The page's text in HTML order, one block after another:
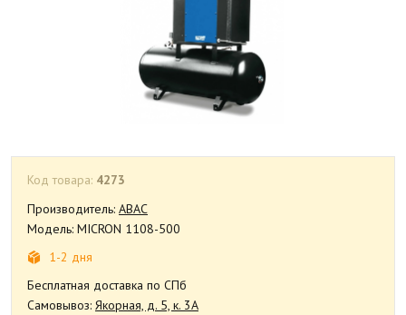
Код товара: 4273
Производитель: ABAC
Модель: MICRON 1108-500
1-2 дня
Бесплатная доставка по СПб
Самовывоз: Якорная, д. 5, к. 3А